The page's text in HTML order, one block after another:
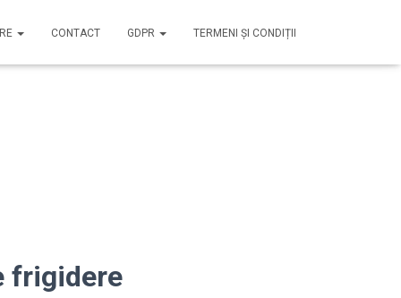
CONTACT GDPR TERMENI ȘI CONDIȚII
frigidere